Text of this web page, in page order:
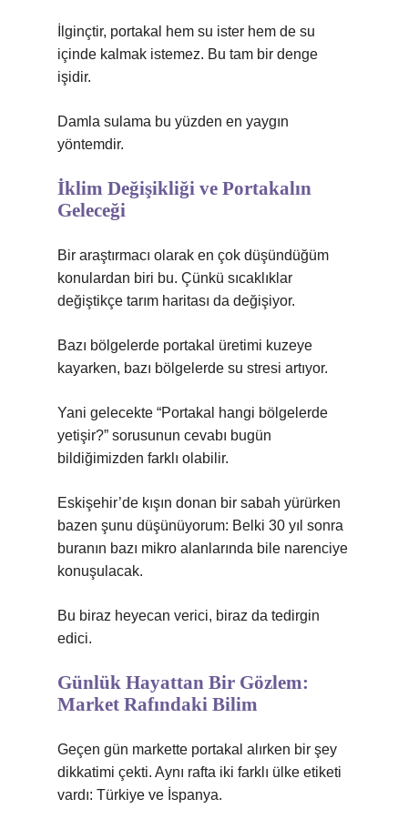
İlginçtir, portakal hem su ister hem de su
içinde kalmak istemez. Bu tam bir denge
işidir.
Damla sulama bu yüzden en yaygın
yöntemdir.
İklim Değişikliği ve Portakalın
Geleceği
Bir araştırmacı olarak en çok düşündüğüm
konulardan biri bu. Çünkü sıcaklıklar
değiştikçe tarım haritası da değişiyor.
Bazı bölgelerde portakal üretimi kuzeye
kayarken, bazı bölgelerde su stresi artıyor.
Yani gelecekte “Portakal hangi bölgelerde
yetişir?” sorusunun cevabı bugün
bildiğimizden farklı olabilir.
Eskişehir’de kışın donan bir sabah yürürken
bazen şunu düşünüyorum: Belki 30 yıl sonra
buranın bazı mikro alanlarında bile narenciye
konuşulacak.
Bu biraz heyecan verici, biraz da tedirgin
edici.
Günlük Hayattan Bir Gözlem:
Market Rafındaki Bilim
Geçen gün markette portakal alırken bir şey
dikkatimi çekti. Aynı rafta iki farklı ülke etiketi
vardı: Türkiye ve İspanya.